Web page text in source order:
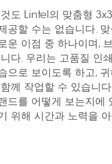
도 Lintel의 맞춤형
공할 수는 없습니다.
운 이점 중 하나이며,
다. 우리는 고품질 인
으로 보이도록 하고,
께 작업할 수 있습니
드를 어떻게 보는지에
위해 시간과 노력을